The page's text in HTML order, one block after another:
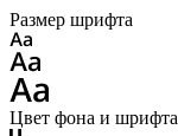
Размер шрифта
Цвет фона и шрифта